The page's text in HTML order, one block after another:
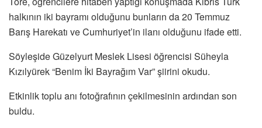
halkının iki bayramı olduğunu bunların da 20 Temmuz
Barış Harekatı ve Cumhuriyet’in ilanı olduğunu ifade etti.
Söyleşide Güzelyurt Meslek Lisesi öğrencisi Süheyla
Kızılyürek “Benim İki Bayrağım Var” şiirini okudu.
Etkinlik toplu anı fotoğrafının çekilmesinin ardından son
buldu.